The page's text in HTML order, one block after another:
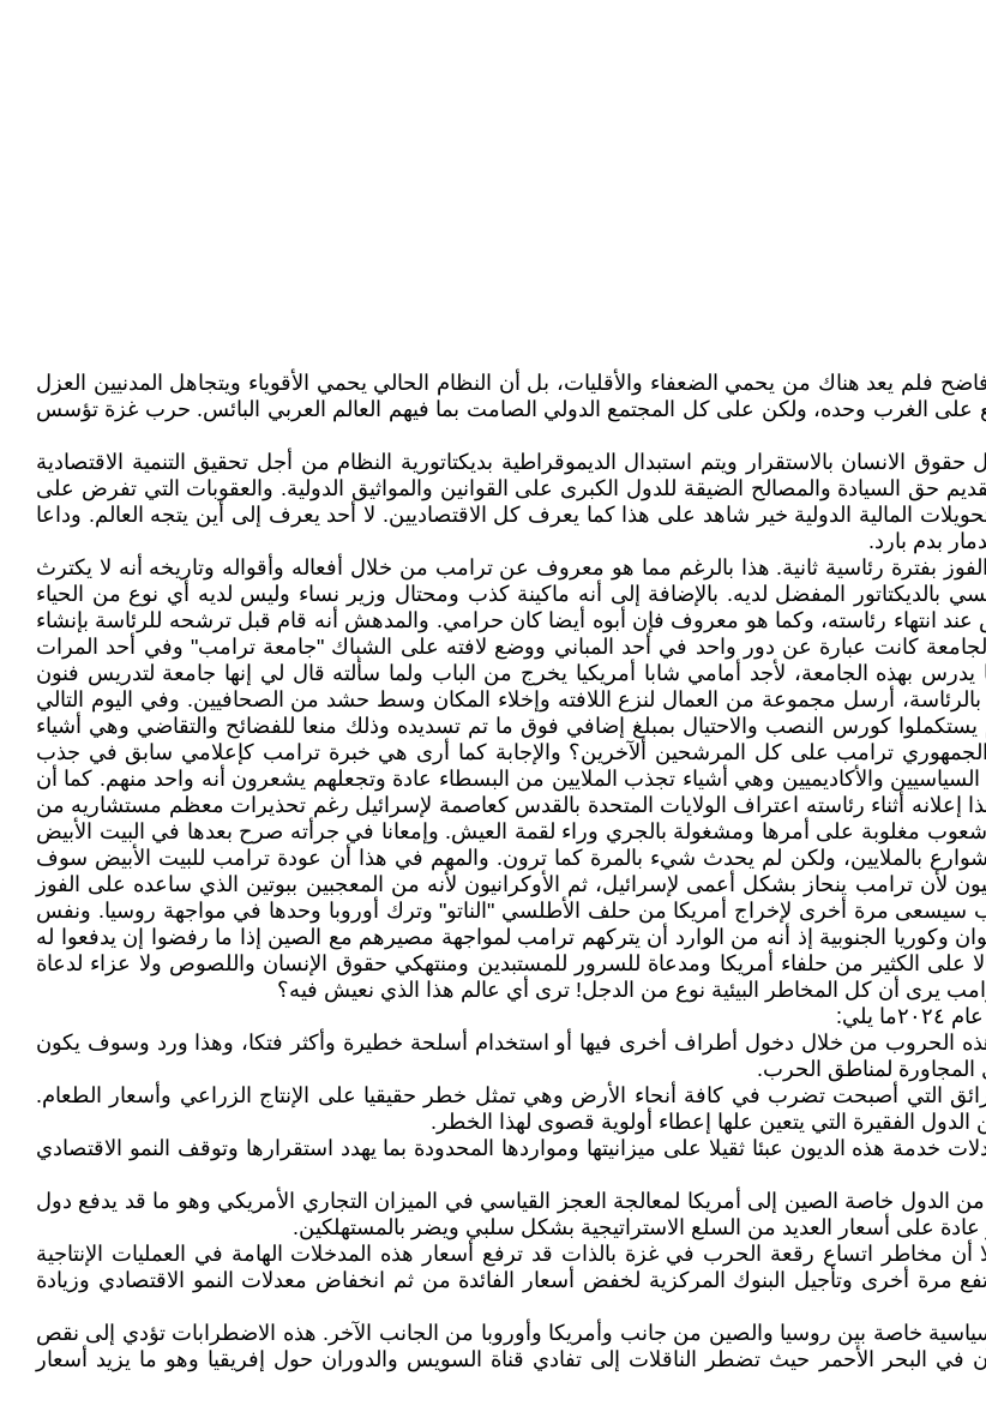
يعد هناك من يحمي الضعفاء والأقليات، بل أن النظام الحالي يحمي الأقوياء ويتجاهل المدنيين العزل
على الغرب وحده، ولكن على كل المجتمع الدولي الصامت بما فيهم العالم العربي البائس. حرب غزة تؤسس
حقوق الانسان بالاستقرار ويتم استبدال الديموقراطية بديكتاتورية النظام من أجل تحقيق التنمية الاقتصادية
حق السيادة والمصالح الضيقة للدول الكبرى على القوانين والمواثيق الدولية. والعقوبات التي تفرض على
المالية الدولية خير شاهد على هذا كما يعرف كل الاقتصاديين. لا أحد يعرف إلى أين يتجه العالم. وداعا
بدم بارد.
بفترة رئاسية ثانية. هذا بالرغم مما هو معروف عن ترامب من خلال أفعاله وأقواله وتاريخه أنه لا يكترث
المفضل لديه. بالإضافة إلى أنه ماكينة كذب ومحتال وزير نساء وليس لديه أي نوع من الحياء
انتهاء رئاسته، وكما هو معروف فإن أبوه أيضا كان حرامي. والمدهش أنه قام قبل ترشحه للرئاسة بإنشاء
كانت عبارة عن دور واحد في أحد المباني ووضع لافته على الشباك "جامعة ترامب" وفي أحد المرات
بهذه الجامعة، لأجد أمامي شابا أمريكيا يخرج من الباب ولما سألته قال لي إنها جامعة لتدريس فنون
أرسل مجموعة من العمال لنزع اللافته وإخلاء المكان وسط حشد من الصحافيين. وفي اليوم التالي
كورس النصب والاحتيال بمبلغ إضافي فوق ما تم تسديده وذلك منعا للفضائح والتقاضي وهي أشياء
ترامب على كل المرشحين ألآخرين؟ والإجابة كما أرى هي خبرة ترامب كإعلامي سابق في جذب
والأكاديميين وهي أشياء تجذب الملايين من البسطاء عادة وتجعلهم يشعرون أنه واحد منهم. كما أن
أثناء رئاسته اعتراف الولايات المتحدة بالقدس كعاصمة لإسرائيل رغم تحذيرات معظم مستشاريه من
شعوب مغلوبة على أمرها ومشغولة بالجري وراء لقمة العيش. وإمعانا في جرأته صرح بعدها في البيت الأبيض
بالملايين، ولكن لم يحدث شيء بالمرة كما ترون. والمهم في هذا أن عودة ترامب للبيت الأبيض سوف
لأن ترامب ينحاز بشكل أعمى لإسرائيل، ثم الأوكرانيون لأنه من المعجبين ببوتين الذي ساعده على الفوز
سيسعى مرة أخرى لإخراج أمريكا من حلف الأطلسي "الناتو" وترك أوروبا وحدها في مواجهة روسيا. ونفس
الجنوبية إذ أنه من الوارد أن يتركهم ترامب لمواجهة مصيرهم مع الصين إذا ما رفضوا إن يدفعوا له
الكثير من حلفاء أمريكا ومدعاة للسرور للمستبدين ومنتهكي حقوق الإنسان واللصوص ولا عزاء لدعاة
يرى أن كل المخاطر البيئية نوع من الدجل! ترى أي عالم هذا الذي نعيش فيه؟
الحروب من خلال دخول أطراف أخرى فيها أو استخدام أسلحة خطيرة وأكثر فتكا، وهذا ورد وسوف يكون
المجاورة لمناطق الحرب.
التي أصبحت تضرب في كافة أنحاء الأرض وهي تمثل خطر حقيقيا على الإنتاج الزراعي وأسعار الطعام.
الفقيرة التي يتعين علها إعطاء أولوية قصوى لهذا الخطر.
خدمة هذه الديون عبئا ثقيلا على ميزانيتها ومواردها المحدودة بما يهدد استقرارها وتوقف النمو الاقتصادي
من الدول خاصة الصين إلى أمريكا لمعالجة العجز القياسي في الميزان التجاري الأمريكي وهو ما قد يدفع دول
على أسعار العديد من السلع الاستراتيجية بشكل سلبي ويضر بالمستهلكين.
أن مخاطر اتساع رقعة الحرب في غزة بالذات قد ترفع أسعار هذه المدخلات الهامة في العمليات الإنتاجية
مرة أخرى وتأجيل البنوك المركزية لخفض أسعار الفائدة من ثم انخفاض معدلات النمو الاقتصادي وزيادة
خاصة بين روسيا والصين من جانب وأمريكا وأوروبا من الجانب الآخر. هذه الاضطرابات تؤدي إلى نقص
في البحر الأحمر حيث تضطر الناقلات إلى تفادي قناة السويس والدوران حول إفريقيا وهو ما يزيد أسعار